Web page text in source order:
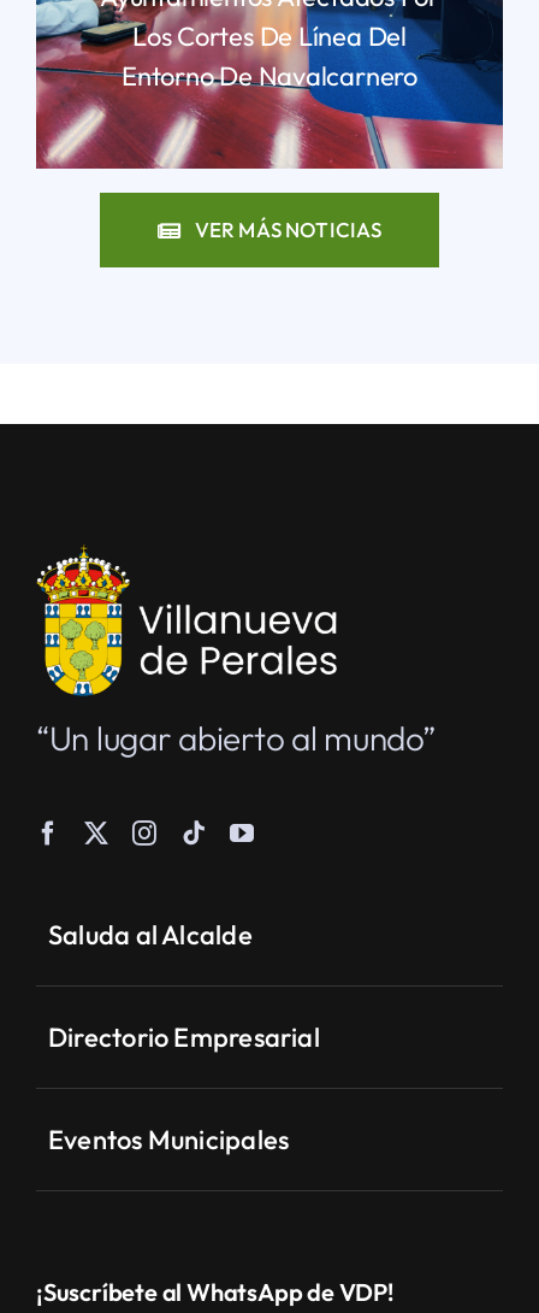
Los Cortes De Línea Del
Entorno De Navalcarnero
LEER MÁS
VER MÁS NOTICIAS
“Un lugar abierto al mundo”
Saluda al Alcalde
Directorio Empresarial
Eventos Municipales
¡Suscríbete al WhatsApp de VDP!